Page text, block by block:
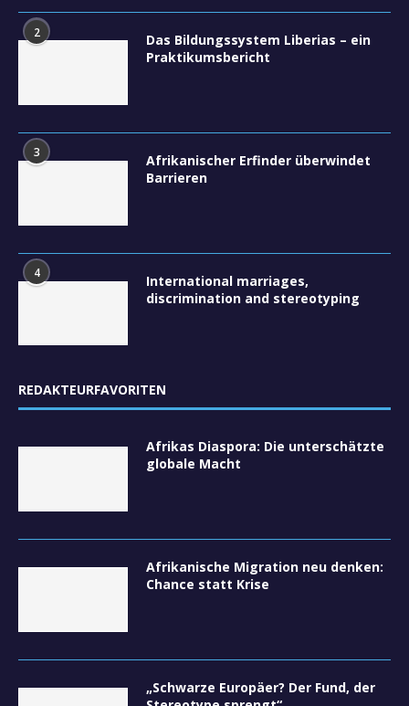
2
Das Bildungssystem Liberias – ein
Praktikumsbericht
3
Afrikanischer Erfinder überwindet
Barrieren
4
International marriages,
discrimination and stereotyping
REDAKTEURFAVORITEN
Afrikas Diaspora: Die unterschätzte
globale Macht
Afrikanische Migration neu denken:
Chance statt Krise
„Schwarze Europäer? Der Fund, der